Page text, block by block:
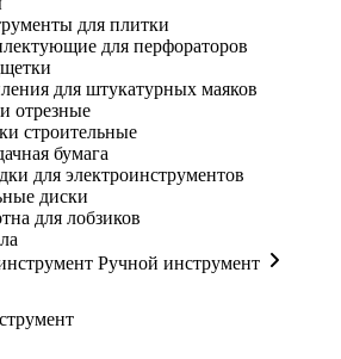
для плитки
для перфораторов
для штукатурных маяков
отрезные
строительные
бумага
для электроинструментов
диски
для лобзиков
Ручной инструмент